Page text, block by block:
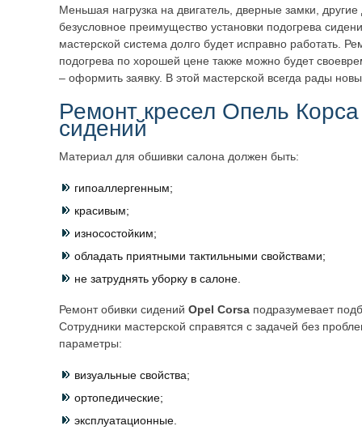
Меньшая нагрузка на двигатель, дверные замки,
безусловное преимущество установки подогрева
мастерской система долго будет исправно работать.
подогрева по хорошей цене также можно будет
– оформить заявку. В этой мастерской всегда рады
Ремонт кресел Опель
сидений
Материал для обшивки салона должен быть:
гипоаллергенным;
красивым;
износостойким;
обладать приятными тактильными свойствами;
не затруднять уборку в салоне.
Ремонт обивки сидений Opel Corsa подразумевает
Сотрудники мастерской справятся с задачей без
параметры:
визуальные свойства;
ортопедические;
эксплуатационные.